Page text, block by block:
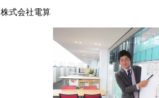
株式会社電算